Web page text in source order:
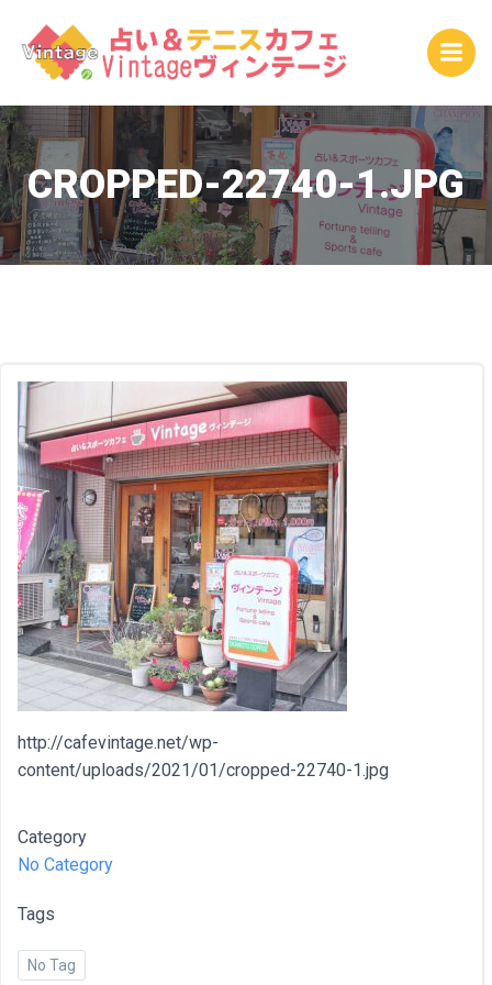
ン
テ
ツ
へ
ス
キ
ッ
プ
CROPPED-22740-1.JPG
http://cafevintage.net/wp-
content/uploads/2021/01/cropped-22740-1.jpg
Category
No Category
Tags
No Tag